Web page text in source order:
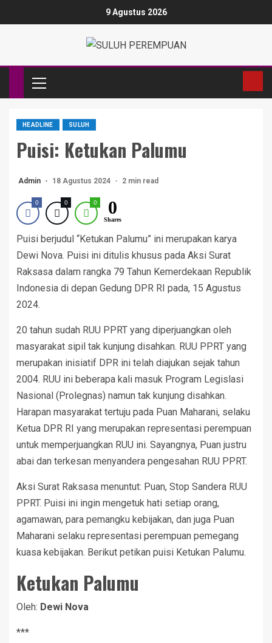
9 Agustus 2026
HEADLINE SULUH
Puisi: Ketukan Palumu
Admin 18 Agustus 2024 2 min read
0 0 0 0
Shares
Puisi berjudul “Ketukan Palumu” ini merupakan karya
Dewi Nova. Puisi ini ditulis khusus pada Aksi Surat
Raksasa dalam rangka 79 Tahun Kemerdekaan Republik
Indonesia di depan Gedung DPR RI pada, 15 Agustus
2024.
20 tahun sudah RUU PPRT yang diperjuangkan oleh
masyarakat sipil tak kunjung disahkan. RUU PPRT yang
merupakan inisiatif DPR ini telah diajukan sejak tahun
2004. RUU ini beberapa kali masuk Program Legislasi
Nasional (Prolegnas) namun tak kunjung disahkan.
Harapan masyarakat tertuju pada Puan Maharani, selaku
Ketua DPR RI yang merupakan representasi perempuan
untuk memperjuangkan RUU ini. Sayangnya, Puan justru
abai dan terkesan menyandera pengesahan RUU PPRT.
Aksi Surat Raksasa menuntut: Puan, Stop Sandera RUU
PPRT. Puisi ini ingin mengetuk hati setiap orang,
agamawan, para pemangku kebijakan, dan juga Puan
Maharani selaku representasi perempuan pemegang
kuasa kebijakan. Berikut petikan puisi Ketukan Palumu.
Ketukan Palumu
Oleh: Dewi Nova
***